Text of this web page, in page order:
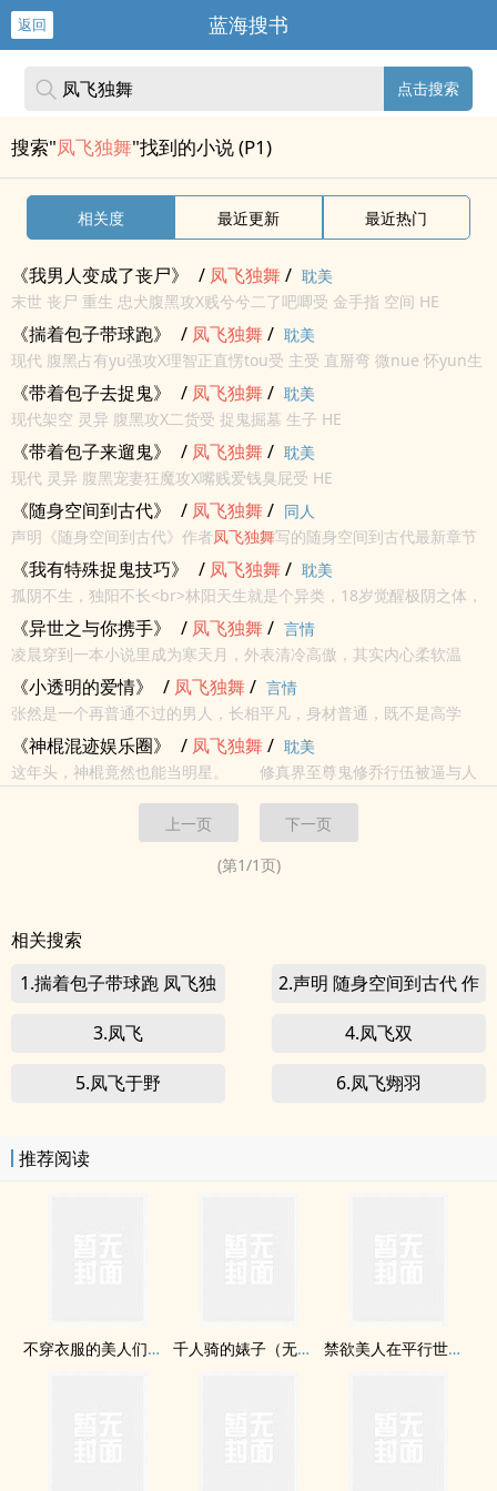
返回 蓝海搜书
点击搜索
搜索"凤飞独舞"找到的小说 (P1)
相关度 最近更新 最近热门
《我男人变成了丧尸》 / 凤飞独舞/ 耽美
末世 丧尸 重生 忠犬腹黑攻X贱兮兮二了吧唧受 金手指 空间 HE
《揣着包子带球跑》 / 凤飞独舞/ 耽美
现代 腹黑占有yu强攻X理智正直愣tou受 主受 直掰弯 微nue 怀yun生
子 HE
《带着包子去捉鬼》 / 凤飞独舞/ 耽美
现代架空 灵异 腹黑攻X二货受 捉鬼掘墓 生子 HE
《带着包子来遛鬼》 / 凤飞独舞/ 耽美
现代 灵异 腹黑宠妻狂魔攻X嘴贱爱钱臭屁受 HE
《随身空间到古代》 / 凤飞独舞/ 同人
声明《随身空间到古代》作者凤飞独舞写的随身空间到古代最新章节
小说在线阅读，实时同步更新随身空间到古代最新章节，书友所发表
的随身空间到古代最新章节评论，并不代表书河小说网赞同随身空间
到古代最新章...
《我有特殊捉鬼技巧》 / 凤飞独舞/ 耽美
孤阴不生，独阳不长<br>林阳天生就是个异类，18岁觉醒极阴之体，
人生陷入了前所未有的境地，竟然要靠吸收阴气才能存活……<br>于
是他成了让众鬼闻风丧胆的……<br><br>林阳捉住一个鬼：你...
《异世之与你携手》 / 凤飞独舞/ 言情
凌晨穿到一本小说里成为寒天月，外表清冷高傲，其实内心柔软温
柔，只想要好好生活，远离主角，奈何......<br> 御辰风，御家二少
爷，书中的主角，遇到寒天月是他一生最庆幸的事<br> ...
《小透明的爱情》 / 凤飞独舞/ 言情
张然是一个再普通不过的男人，长相平凡，身材普通，既不是高学
历，也没有富裕的家庭，甚至，他还有点社交恐惧症......<br> 但是他
也是个不普通的男人，怎么说呢......他性向异于常人...
《神棍混迹娱乐圈》 / 凤飞独舞/ 耽美
这年头，神棍竟然也能当明星。 修真界至尊鬼修乔行伍被逼与人
同归于尽，竟机缘巧合下来到几千年后的现世影视城中，身魂俱损的
乔行伍为解决温饱问题，不得不努力挣钱养活自己。 一边演戏挣
上一页
下一页
(第1/1页)
相关搜索
1.揣着包子带球跑 凤飞独
舞
2.声明 随身空间到古代 作
者凤飞独舞写的
3.凤飞 4.凤飞双
5.凤飞于野 6.凤飞翙羽
推荐阅读
不穿衣服的美人们（np） 千人骑的婊子（无节操np纯肉文） 禁欲美人在平行世界被疼爱到哭啼啼